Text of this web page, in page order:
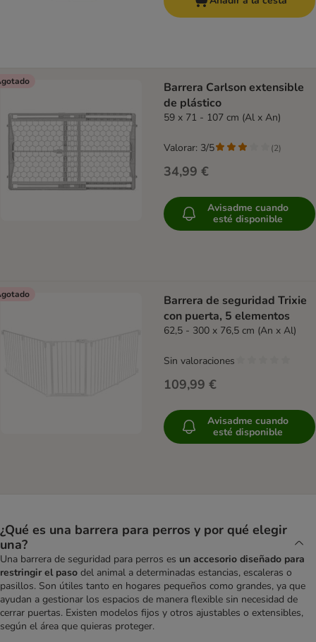
Barrera Carlson extensible
de plástico
59 x 71 - 107 cm (Al x An)
34,99 €
Valorar: 3/5 (2)
Avisadme cuando
esté disponible
Barrera de seguridad Trixie
con puerta, 5 elementos
62,5 - 300 x 76,5 cm (An x Al)
109,99 €
Sin valoraciones
Avisadme cuando
esté disponible
¿Qué es una barrera para perros y por qué elegir
una?
Una barrera de seguridad para perros es un accesorio diseñado para
restringir el paso del animal a determinadas estancias, escaleras o
pasillos. Son útiles tanto en hogares pequeños como grandes, ya que
ayudan a gestionar los espacios de manera flexible sin necesidad de
cerrar puertas. Existen modelos fijos y otros ajustables o extensibles,
según el área que quieras proteger.